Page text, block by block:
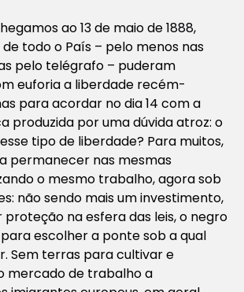
ao 13 de maio de 1888,
todo o País – pelo menos nas
pelo telégrafo – puderam
euforia a liberdade recém-
para acordar no dia 14 com a
produzida por uma dúvida atroz: o
tipo de liberdade? Para muitos,
permanecer nas mesmas
o mesmo trabalho, agora sob
não sendo mais um investimento,
proteção na esfera das leis, o negro
escolher a ponte sob a qual
Sem terras para cultivar e
mercado de trabalho a